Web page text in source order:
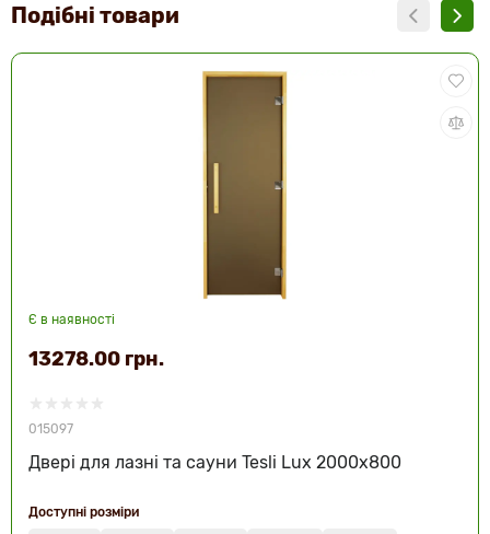
Подібні товари
Є в наявності
015097
Двері для лазні та сауни Tesli Lux 2000х800
13278.00 грн.
Доступні розміри